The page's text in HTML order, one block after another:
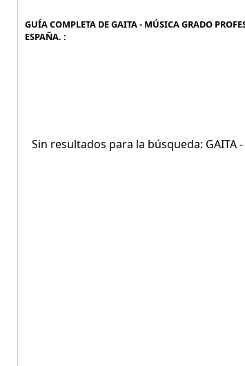
GUÍA COMPLETA DE GAITA - MÚSICA GRADO
ESPAÑA. :
Sin resultados para la búsqueda: GAITA -